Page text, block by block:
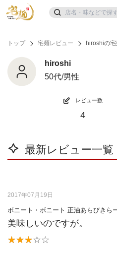
トップ 宅麺レビュー hiroshiの
hiroshi
50代/男性
レビュー数
4
最新レビュー一覧
2017年07月19日
ボニート・ボニート 正油あらびきら
美味しいのですが。